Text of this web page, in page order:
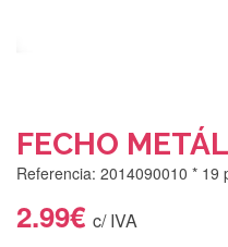
FECHO
Referencia: 2014090010 * 19
2.99€ c/ IVA